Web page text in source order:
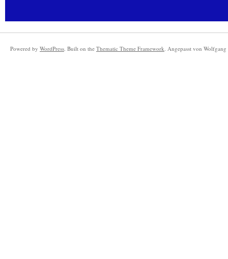
Powered by WordPress. Built on the Thematic Theme Framework. Angepasst von